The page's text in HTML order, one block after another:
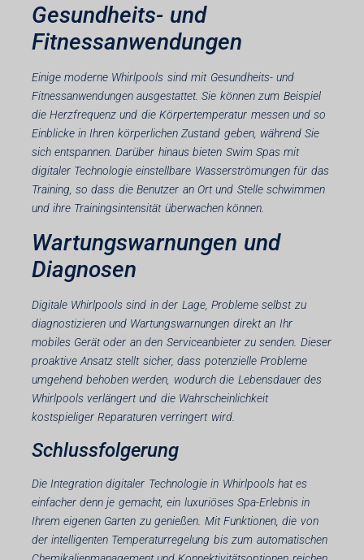
Gesundheits- und
Fitnessanwendungen
Einige moderne Whirlpools sind mit Gesundheits- und
Fitnessanwendungen ausgestattet. Sie können zum Beispiel
die Herzfrequenz und die Körpertemperatur messen und so
Einblicke in Ihren körperlichen Zustand geben, während Sie
sich entspannen. Darüber hinaus bieten Swim Spas mit
digitaler Technologie einstellbare Wasserströmungen für das
Training, so dass die Benutzer an Ort und Stelle schwimmen
und ihre Trainingsintensität überwachen können.
Wartungswarnungen und
Diagnosen
Digitale Whirlpools sind in der Lage, Probleme selbst zu
diagnostizieren und Wartungswarnungen direkt an Ihr
mobiles Gerät oder an den Serviceanbieter zu senden. Dieser
proaktive Ansatz stellt sicher, dass potenzielle Probleme
umgehend behoben werden, wodurch die Lebensdauer des
Whirlpools verlängert und die Wahrscheinlichkeit
kostspieliger Reparaturen verringert wird.
Schlussfolgerung
Die Integration digitaler Technologie in Whirlpools hat es
einfacher denn je gemacht, ein luxuriöses Spa-Erlebnis in
Ihrem eigenen Garten zu genießen. Mit Funktionen, die von
der intelligenten Temperaturregelung bis zum automatischen